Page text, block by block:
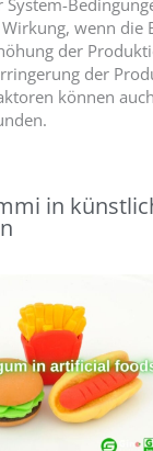
System-
wenn die
der
der
können
in